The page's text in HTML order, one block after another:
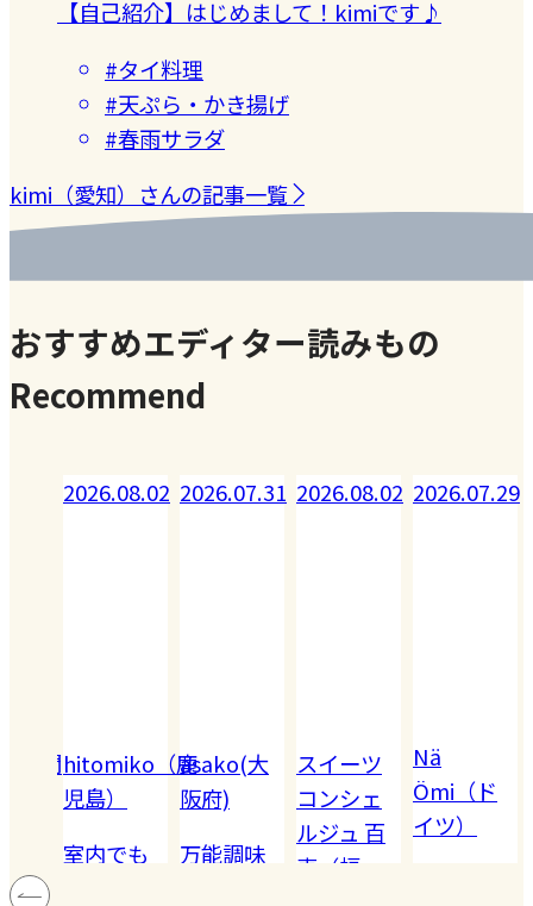
【自己紹介】はじめまして！kimiです♪
#タイ料理
#天ぷら・かき揚げ
#春雨サラダ
kimi（愛知）さんの記事一覧
おすすめエディター読みもの
Recommend
（鹿
!! 愛
2026.07.31
asako(大
阪府)
万能調味
2026.08.02
スイーツ
コンシェ
恵（福
2026.07.29
Nä
Ömi（ド
イツ）
2026.07.28